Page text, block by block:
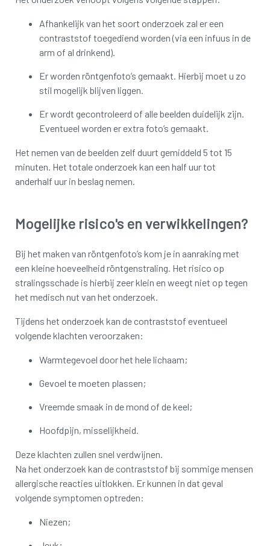
Afhankelijk van het soort onderzoek zal er een
contraststof toegediend worden (via een infuus in de
arm of al drinkend).
Er worden röntgenfoto’s gemaakt. Hierbij moet u zo
stil mogelijk blijven liggen.
Er wordt gecontroleerd of alle beelden duidelijk zijn.
Eventueel worden er extra foto’s gemaakt.
Het nemen van de beelden zelf duurt gemiddeld 5 tot 15
minuten. Het totale onderzoek kan een half uur tot
anderhalf uur in beslag nemen.
Mogelijke risico's en verwikkelingen?
Bij het maken van röntgenfoto’s kom je in aanraking met
een kleine hoeveelheid röntgenstraling. Het risico op
stralingsschade is hierbij zeer klein en weegt niet op tegen
het medisch nut van het onderzoek.
Tijdens het onderzoek kan de contraststof eventueel
volgende klachten veroorzaken:
Warmtegevoel door het hele lichaam;
Gevoel te moeten plassen;
Vreemde smaak in de mond of de keel;
Hoofdpijn, misselijkheid.
Deze klachten zullen snel verdwijnen.
Na het onderzoek kan de contraststof bij sommige mensen
allergische reacties uitlokken. Er kunnen in dat geval
volgende symptomen optreden:
Niezen;